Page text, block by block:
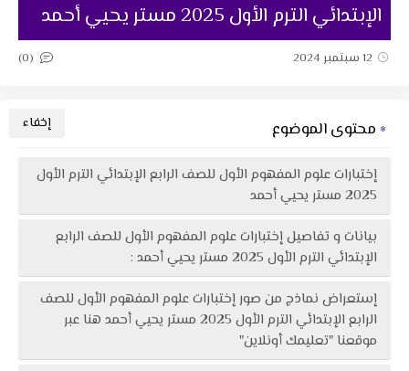
الإبتدائي الترم الأول 2025 مستر يحيي أحمد
12 سبتمبر 2024 (0)
محتوى الموضوع
إختبارات علوم المفهوم الأول للصف الرابع الإبتدائي الترم الأول
2025 مستر يحيي أحمد
بيانات و تفاصيل إختبارات علوم المفهوم الأول للصف الرابع
الإبتدائي الترم الأول 2025 مستر يحيي أحمد :
إستعراض نماذج من صور إختبارات علوم المفهوم الأول للصف
الرابع الإبتدائي الترم الأول 2025 مستر يحيي أحمد هنا عبر
موقعنا "تعليمك أونلاين"